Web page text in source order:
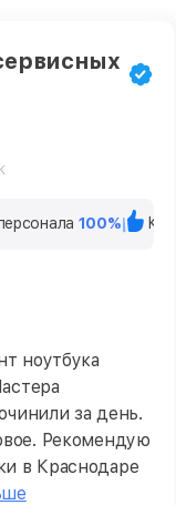
100%
ноутбука
за день.
Рекомендую
в Краснодаре